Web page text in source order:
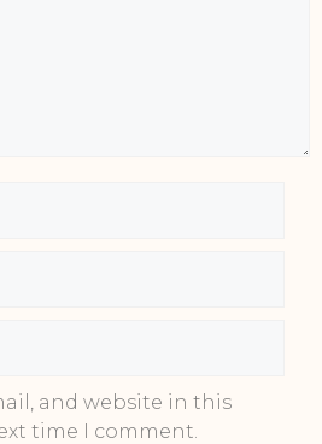
and website in this
time I comment.